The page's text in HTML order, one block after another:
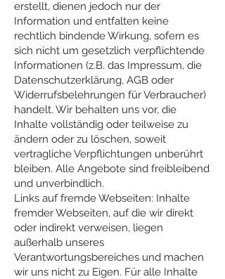
erstellt, dienen jedoch nur der
Information und entfalten keine
rechtlich bindende Wirkung, sofern es
sich nicht um gesetzlich verpflichtende
Informationen (z.B. das Impressum, die
Datenschutzerklärung, AGB oder
Widerrufsbelehrungen für Verbraucher)
handelt. Wir behalten uns vor, die
Inhalte vollständig oder teilweise zu
ändern oder zu löschen, soweit
vertragliche Verpflichtungen unberührt
bleiben. Alle Angebote sind freibleibend
und unverbindlich.
Links auf fremde Webseiten: Inhalte
fremder Webseiten, auf die wir direkt
oder indirekt verweisen, liegen
außerhalb unseres
Verantwortungsbereiches und machen
wir uns nicht zu Eigen. Für alle Inhalte